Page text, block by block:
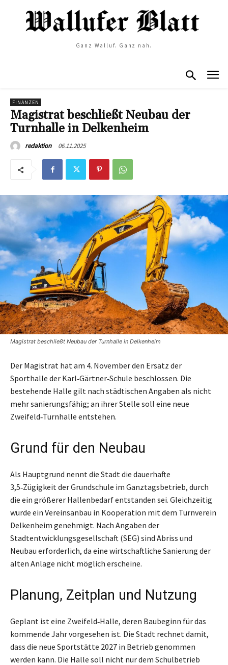
Ganz Walluf. Ganz nah.
FINANZEN
Magistrat beschließt Neubau der
Turnhalle in Delkenheim
redaktion 06.11.2025
Magistrat beschließt Neubau der Turnhalle in Delkenheim
Der Magistrat hat am 4. November den Ersatz der
Sporthalle der Karl‑Gärtner‑Schule beschlossen. Die
bestehende Halle gilt nach städtischen Angaben als nicht
mehr sanierungsfähig; an ihrer Stelle soll eine neue
Zweifeld‑Turnhalle entstehen.
Grund für den Neubau
Als Hauptgrund nennt die Stadt die dauerhafte
3,5‑Zügigkeit der Grundschule im Ganztagsbetrieb, durch
die ein größerer Hallenbedarf entstanden sei. Gleichzeitig
wurde ein Vereinsanbau in Kooperation mit dem Turnverein
Delkenheim genehmigt. Nach Angaben der
Stadtentwicklungsgesellschaft (SEG) sind Abriss und
Neubau erforderlich, da eine wirtschaftliche Sanierung der
alten Anlage nicht möglich erscheine.
Planung, Zeitplan und Nutzung
Geplant ist eine Zweifeld‑Halle, deren Baubeginn für das
kommende Jahr vorgesehen ist. Die Stadt rechnet damit,
dass die neue Sportstätte 2027 in Betrieb genommen
werden kann. Die Halle soll nicht nur dem Schulbetrieb